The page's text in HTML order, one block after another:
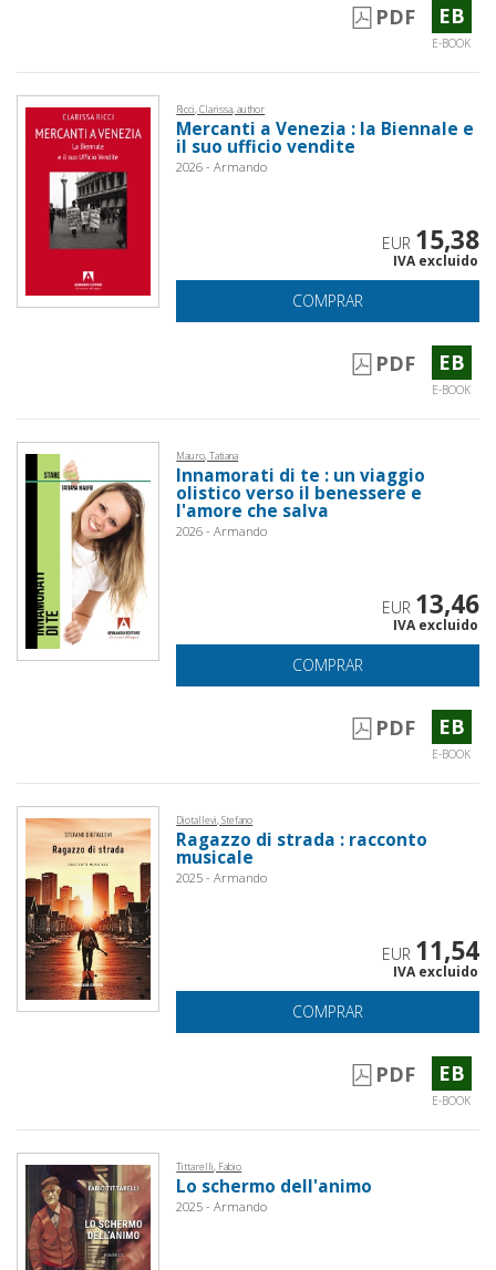
PDF EB
E-BOOK
Ricci, Clarissa, author
Mercanti a Venezia : la Biennale e
il suo ufficio vendite
2026 - Armando
EUR 15,38
IVA excluido
COMPRAR
PDF EB
E-BOOK
Mauro, Tatiana
Innamorati di te : un viaggio
olistico verso il benessere e
l'amore che salva
2026 - Armando
EUR 13,46
IVA excluido
COMPRAR
PDF EB
E-BOOK
Diotallevi, Stefano
Ragazzo di strada : racconto
musicale
2025 - Armando
EUR 11,54
IVA excluido
COMPRAR
PDF EB
E-BOOK
Tittarelli, Fabio
Lo schermo dell'animo
2025 - Armando